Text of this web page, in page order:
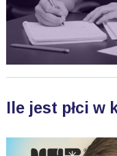
Ile jest płci